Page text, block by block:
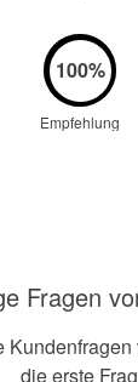
Empfehlung
Fragen
die erste